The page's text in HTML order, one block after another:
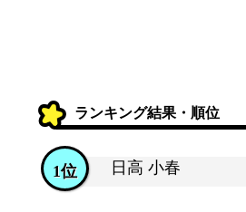
ランキング結果・順位
日高 小春
1位